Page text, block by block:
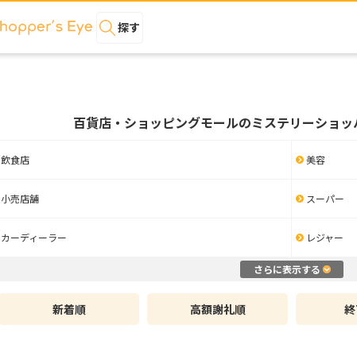
探す
百貨店・ショッピングモールのミステリーショ
飲食店 美容
小売店舗 スーパー
カーディーラー レジャー
さらに表示する
新着順 高額謝礼順